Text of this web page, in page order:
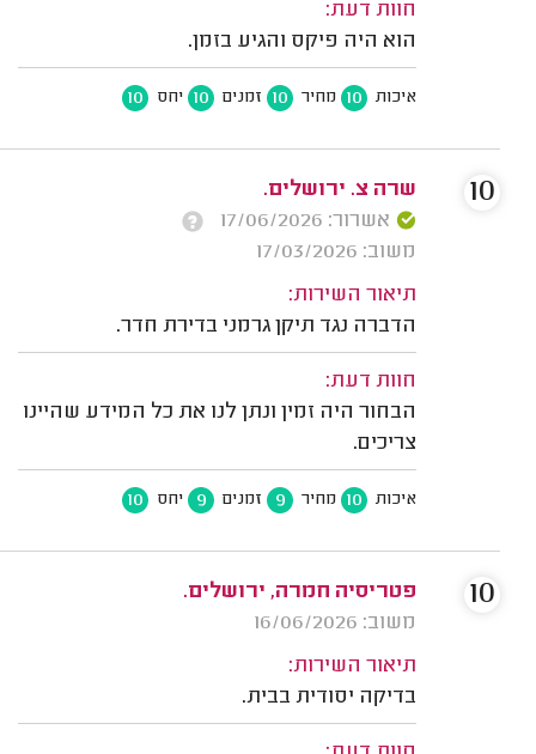
חוות דעת:
הוא היה פיקס והגיע בזמן.
איכות 10 מחיר 10 זמנים 10 יחס 10
שרה צ. ירושלים.
אשרור: 17/06/2026
משוב: 17/03/2026
תיאור השירות:
הדברה נגד תיקן גרמני בדירת חדר.
חוות דעת:
הבחור היה זמין ונתן לנו את כל המידע שהיינו
צריכים.
איכות 10 מחיר 9 זמנים 9 יחס 10
10
פטריסיה חמרה, ירושלים.
משוב: 16/06/2026
תיאור השירות:
בדיקה יסודית בבית.
10